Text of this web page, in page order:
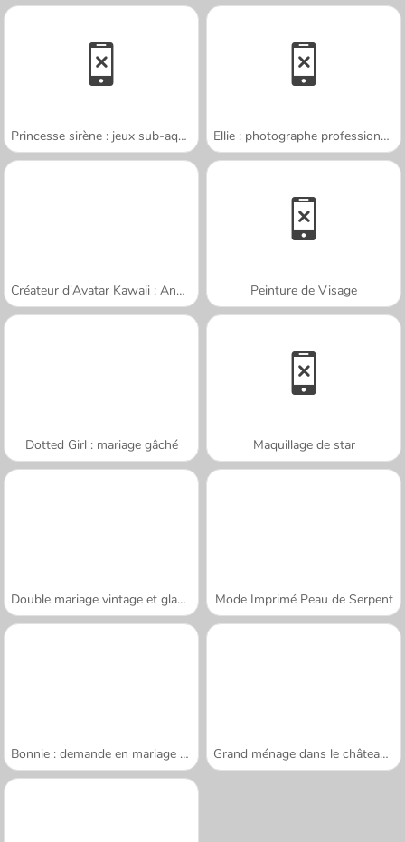
Princesse sirène : jeux sub-aquatiques Ellie : photographe professionnelle
Créateur d'Avatar Kawaii : Ange ou Démon Peinture de Visage
Dotted Girl : mariage gâché Maquillage de star
Double mariage vintage et glamour Mode Imprimé Peau de Serpent
Bonnie : demande en mariage surprise Grand ménage dans le château de glace